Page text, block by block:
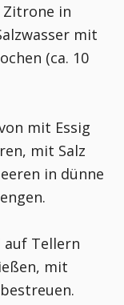
Zitrone in
mit
(ca. 10
mit Essig
mit Salz
in dünne
auf Tellern
mit